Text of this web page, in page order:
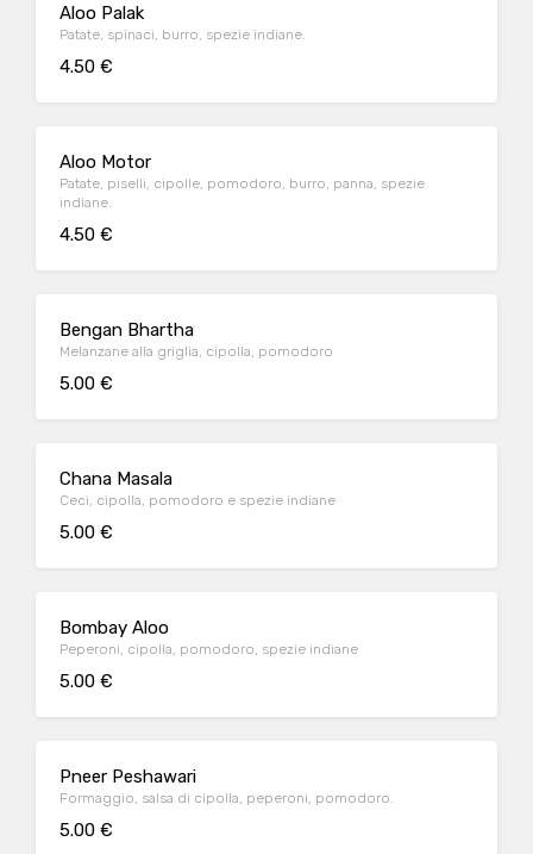
Aloo Palak
Patate, spinaci, burro, spezie indiane.
4.50 €
Aloo Motor
Patate, piselli, cipolle, pomodoro, burro, panna, spezie
indiane.
4.50 €
Bengan Bhartha
Melanzane alla griglia, cipolla, pomodoro
5.00 €
Chana Masala
Ceci, cipolla, pomodoro e spezie indiane
5.00 €
Bombay Aloo
Peperoni, cipolla, pomodoro, spezie indiane
5.00 €
Pneer Peshawari
Formaggio, salsa di cipolla, peperoni, pomodoro.
5.00 €